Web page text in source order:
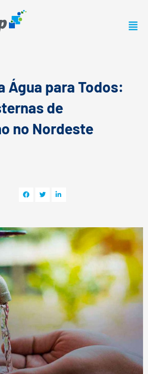
Água para Todos:
de
no Nordeste